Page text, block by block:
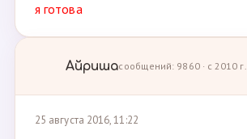
я готова
Айришасообщений: 9860 · с 2010 г.
25 августа 2016, 11:22